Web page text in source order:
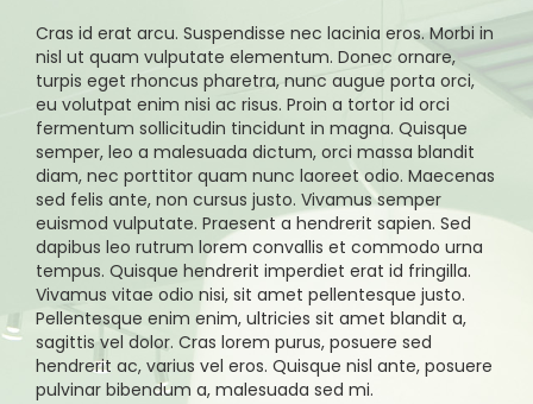
Cras id erat arcu. Suspendisse nec lacinia eros. Morbi in
nisl ut quam vulputate elementum. Donec ornare,
turpis eget rhoncus pharetra, nunc augue porta orci,
eu volutpat enim nisi ac risus. Proin a tortor id orci
fermentum sollicitudin tincidunt in magna. Quisque
semper, leo a malesuada dictum, orci massa blandit
diam, nec porttitor quam nunc laoreet odio. Maecenas
sed felis ante, non cursus justo. Vivamus semper
euismod vulputate. Praesent a hendrerit sapien. Sed
dapibus leo rutrum lorem convallis et commodo urna
tempus. Quisque hendrerit imperdiet erat id fringilla.
Vivamus vitae odio nisi, sit amet pellentesque justo.
Pellentesque enim enim, ultricies sit amet blandit a,
sagittis vel dolor. Cras lorem purus, posuere sed
hendrerit ac, varius vel eros. Quisque nisl ante, posuere
pulvinar bibendum a, malesuada sed mi.